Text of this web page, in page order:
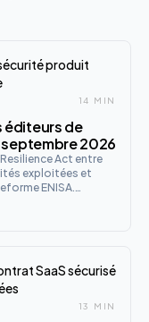
14 MIN
éditeurs de
septembre 2026
Act entre
exploitées et
ENISA.
13 MIN